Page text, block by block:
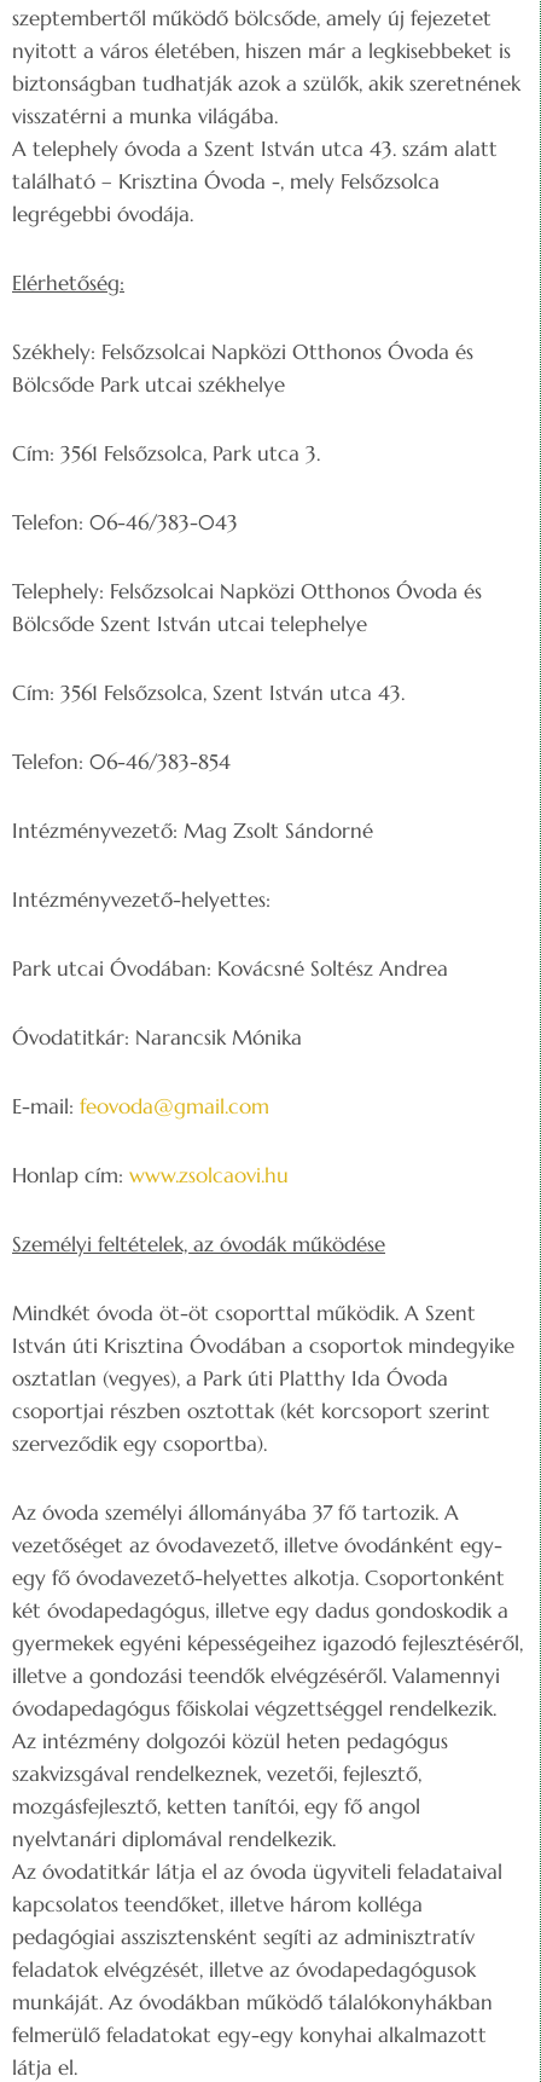
szeptembertől működő bölcsőde, amely új fejezetet
nyitott a város életében, hiszen már a legkisebbeket is
biztonságban tudhatják azok a szülők, akik szeretnének
visszatérni a munka világába.
A telephely óvoda a Szent István utca 43. szám alatt
található – Krisztina Óvoda -, mely Felsőzsolca
legrégebbi óvodája.
Elérhetőség:
Székhely: Felsőzsolcai Napközi Otthonos Óvoda és
Bölcsőde Park utcai székhelye
Cím: 3561 Felsőzsolca, Park utca 3.
Telefon: 06-46/383-043
Telephely: Felsőzsolcai Napközi Otthonos Óvoda és
Bölcsőde Szent István utcai telephelye
Cím: 3561 Felsőzsolca, Szent István utca 43.
Telefon: 06-46/383-854
Intézményvezető: Mag Zsolt Sándorné
Intézményvezető-helyettes:
Park utcai Óvodában: Kovácsné Soltész Andrea
Óvodatitkár: Narancsik Mónika
E-mail: feovoda@gmail.com
Honlap cím: www.zsolcaovi.hu
Személyi feltételek, az óvodák működése
Mindkét óvoda öt-öt csoporttal működik. A Szent
István úti Krisztina Óvodában a csoportok mindegyike
osztatlan (vegyes), a Park úti Platthy Ida Óvoda
csoportjai részben osztottak (két korcsoport szerint
szerveződik egy csoportba).
Az óvoda személyi állományába 37 fő tartozik. A
vezetőséget az óvodavezető, illetve óvodánként egy-
egy fő óvodavezető-helyettes alkotja. Csoportonként
két óvodapedagógus, illetve egy dadus gondoskodik a
gyermekek egyéni képességeihez igazodó fejlesztéséről,
illetve a gondozási teendők elvégzéséről. Valamennyi
óvodapedagógus főiskolai végzettséggel rendelkezik.
Az intézmény dolgozói közül heten pedagógus
szakvizsgával rendelkeznek, vezetői, fejlesztő,
mozgásfejlesztő, ketten tanítói, egy fő angol
nyelvtanári diplomával rendelkezik.
Az óvodatitkár látja el az óvoda ügyviteli feladataival
kapcsolatos teendőket, illetve három kolléga
pedagógiai asszisztensként segíti az adminisztratív
feladatok elvégzését, illetve az óvodapedagógusok
munkáját. Az óvodákban működő tálalókonyhákban
felmerülő feladatokat egy-egy konyhai alkalmazott
látja el.